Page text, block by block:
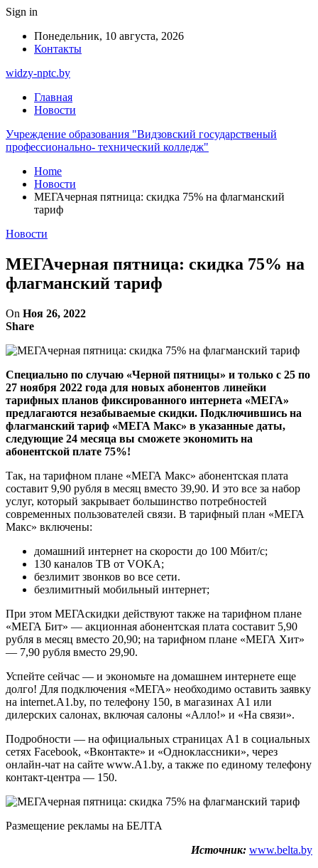
Sign in
Понедельник, 10 августа, 2026
Контакты
widzy-nptc.by
Главная
Новости
Учреждение образования "Видзовский государственый
профессионально- технический колледж"
Home
Новости
МЕГАчерная пятница: скидка 75% на флагманский
тариф
Новости
МЕГАчерная пятница: скидка 75% на
флагманский тариф
On Ноя 26, 2022
Share
Специально по случаю «Черной пятницы» и только с 25 по
27 ноября 2022 года для новых абонентов линейки
тарифных планов фиксированного интернета «МЕГА»
предлагаются незабываемые скидки. Подключившись на
флагманский тариф «МЕГА Макс» в указанные даты,
следующие 24 месяца вы сможете экономить на
абонентской плате 75%!
Так, на тарифном плане «МЕГА Макс» абонентская плата
составит 9,90 рубля в месяц вместо 39,90. И это все за набор
услуг, который закрывает большинство потребностей
современных пользователей связи. В тарифный план «МЕГА
Макс» включены:
домашний интернет на скорости до 100 Мбит/с;
130 каналов ТВ от VOKA;
безлимит звонков во все сети.
безлимитный мобильный интернет;
При этом МЕГАскидки действуют также на тарифном плане
«МЕГА Бит» — акционная абонентская плата составит 5,90
рубля в месяц вместо 20,90; на тарифном плане «МЕГА Хит»
— 7,90 рубля вместо 29,90.
Успейте сейчас — и экономьте на домашнем интернете еще
долго! Для подключения «МЕГА» необходимо оставить заявку
на internet.A1.by, по телефону 150, в магазинах А1 или
дилерских салонах, включая салоны «Алло!» и «На связи».
Подробности — на официальных страницах A1 в социальных
сетях Facebook, «Вконтакте» и «Одноклассники», через
онлайн-чат на сайте www.A1.by, а также по единому телефону
контакт-центра — 150.
Размещение рекламы на БЕЛТА
Источник: www.belta.by